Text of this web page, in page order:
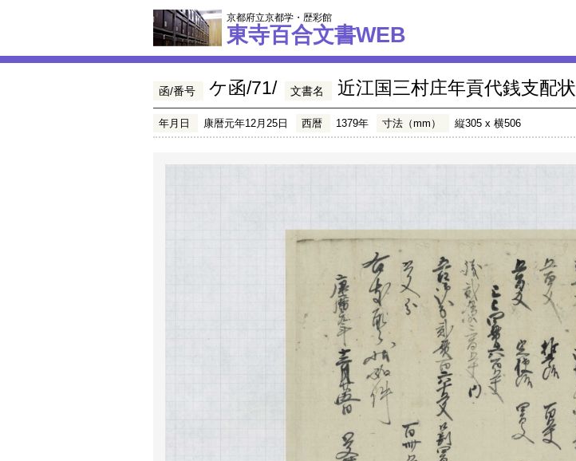
京都府立京都学・歴彩館
東寺百合文書WEB
函/番号 ケ函/71/ 文書名 近江国三村庄年貢代銭支配状
年月日 康暦元年12月25日 西暦 1379年 寸法（mm） 縦305 x 横506